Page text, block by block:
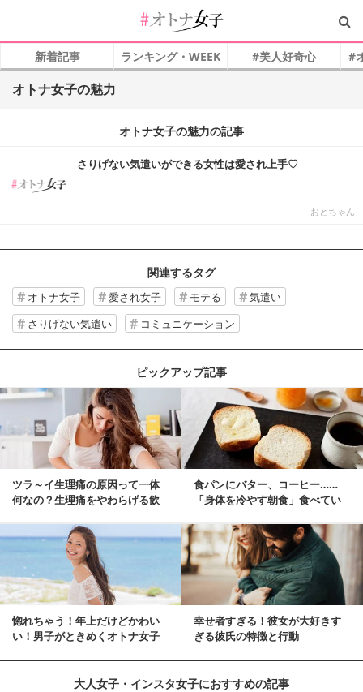
新着記事 ランキング・WEEK #美人好奇心 #
オトナ女子の魅力
オトナ女子の魅力の記事
さりげない気遣いができる女性は愛され上手♡
おとちゃん
関連するタグ
オトナ女子 愛され女子 モテる
気遣い
さりげない気遣い
コミュニケーション
ピックアップ記事
ツラ～イ生理痛の原因って一体
何なの？生理痛をやわらげる飲
食パンにバター、コーヒー……
「身体を冷やす朝食」食べてい
惚れちゃう！年上だけどかわい
い！男子がときめくオトナ女子
幸せ者すぎる！彼女が大好きす
ぎる彼氏の特徴と行動
大人女子・インスタ女子におすすめの記事